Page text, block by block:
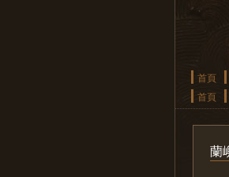
首頁
首頁
蘭